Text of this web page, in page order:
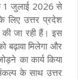
1 जुलाई 2026 से
लिए उत्तर प्रदेश
की जा रही हैं। इस
बढ़ावा मिलेगा और
का कार्य किया
के साथ उत्तर